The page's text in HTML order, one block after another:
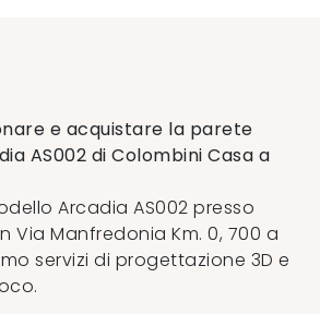
e acquistare la parete
AS002 di Colombini Casa a
Arcadia AS002 presso
Via Manfredonia Km. 0, 700 a
servizi di progettazione 3D e